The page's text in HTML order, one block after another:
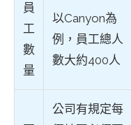
員
工
數
量
以Canyon為
例，員工總人
數大約400人
公司有規定每